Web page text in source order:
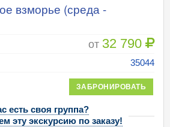
взморье (среда -
от 32 790
35044
ЗАБРОНИРОВАТЬ
есть своя группа?
эту экскурсию по заказу!